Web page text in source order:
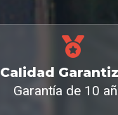
Calidad
Garantía de 10